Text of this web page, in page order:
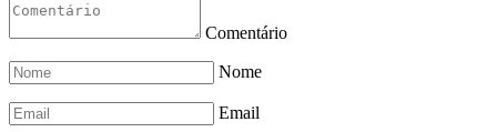
Comentário
Nome
Email